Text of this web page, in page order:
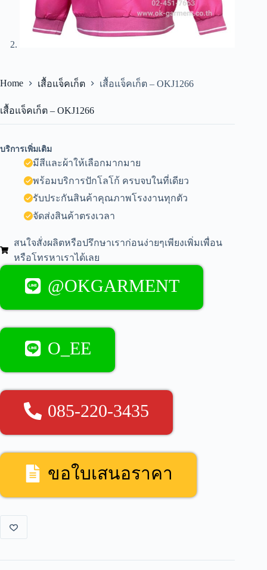
Home เสื้อแจ็คเก็ต เสื้อแจ็คเก็ต – OKJ1266
เสื้อแจ็คเก็ต – OKJ1266
บริการเพิ่มเติม
มีสีและผ้าให้เลือกมากมาย
พร้อมบริการปักโลโก้ ครบจบในที่เดียว
รับประกันสินค้าคุณภาพโรงงานทุกตัว
จัดส่งสินค้าตรงเวลา
สนใจสั่งผลิตหรือปรึกษาเราก่อนง่ายๆเพียงเพิ่มเพื่อน
หรือโทรหาเราได้เลย
@OKGARMENT
O_EE
085-220-3435
ขอใบเสนอราคา